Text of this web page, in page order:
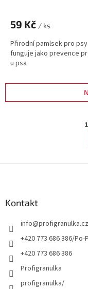
59 Kč / ks
Přirodní pamlsek pro
funguje jako prevence
u psa
Kontakt
info@profigranulka.cz
+420 773 686 386/Po-
+420 773 686 386
Profigranulka
profigranulka/